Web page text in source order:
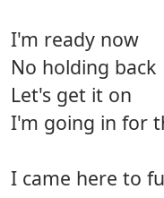
I'm ready now
No holding back
Let's get it on
I'm going in for
I came here to